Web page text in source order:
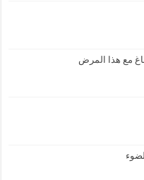
مع هذا المرض